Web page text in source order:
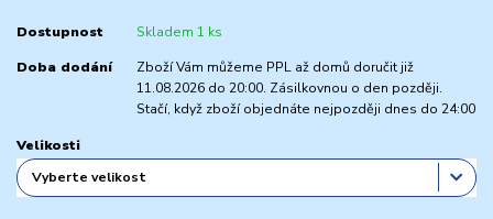
Dostupnost Skladem 1 ks
Doba dodání
Zboží Vám můžeme PPL až domů doručit již
11.08.2026 do 20:00. Zásilkovnou o den později.
Stačí, když zboží objednáte nejpozději dnes do 24:00
Velikosti